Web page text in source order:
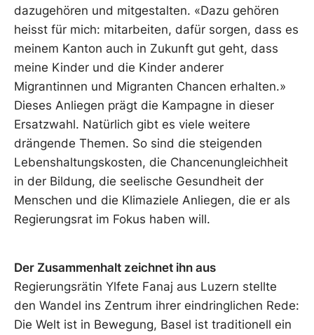
dazugehören und mitgestalten. «Dazu gehören
heisst für mich: mitarbeiten, dafür sorgen, dass es
meinem Kanton auch in Zukunft gut geht, dass
meine Kinder und die Kinder anderer
Migrantinnen und Migranten Chancen erhalten.»
Dieses Anliegen prägt die Kampagne in dieser
Ersatzwahl. Natürlich gibt es viele weitere
drängende Themen. So sind die steigenden
Lebenshaltungskosten, die Chancenungleichheit
in der Bildung, die seelische Gesundheit der
Menschen und die Klimaziele Anliegen, die er als
Regierungsrat im Fokus haben will.
Der Zusammenhalt zeichnet ihn aus
Regierungsrätin Ylfete Fanaj aus Luzern stellte
den Wandel ins Zentrum ihrer eindringlichen Rede:
Die Welt ist in Bewegung, Basel ist traditionell ein